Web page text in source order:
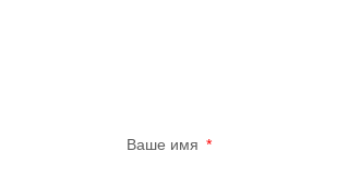
Ваше имя